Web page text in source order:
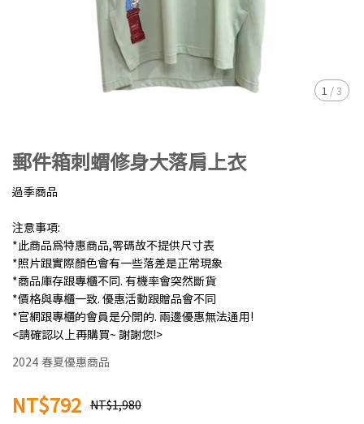
1 /3
郵件箱刺蝟修身大落肩上衣
過季商品
注意事項:
*此商品為特惠商品,零碼故不提供尺寸表
*照片跟實際顏色會有一些落差是正常現象
*商品庫存跟專櫃不同. 有機率會突然斷貨
*價格與專櫃一致. 優惠活動跟贈品會不同
*官網跟專櫃的會員是分開的. 兩邊優惠無法通用!
<請確認以上再購買~ 謝謝您!>
2024 春夏優惠商品
NT$792 NT$1,980